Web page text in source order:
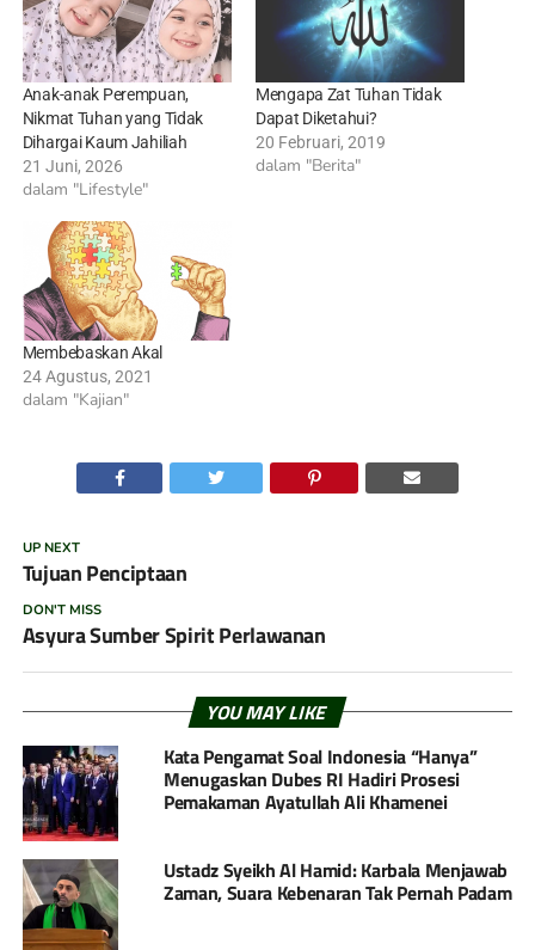
Anak-anak Perempuan,
Nikmat Tuhan yang Tidak
Dihargai Kaum Jahiliah
21 Juni, 2026
dalam "Lifestyle"
Mengapa Zat Tuhan Tidak
Dapat Diketahui?
20 Februari, 2019
dalam "Berita"
Membebaskan Akal
24 Agustus, 2021
dalam "Kajian"
UP NEXT
Tujuan Penciptaan
DON'T MISS
Asyura Sumber Spirit Perlawanan
YOU MAY LIKE
Kata Pengamat Soal Indonesia “Hanya”
Menugaskan Dubes RI Hadiri Prosesi
Pemakaman Ayatullah Ali Khamenei
Ustadz Syeikh Al Hamid: Karbala Menjawab
Zaman, Suara Kebenaran Tak Pernah Padam